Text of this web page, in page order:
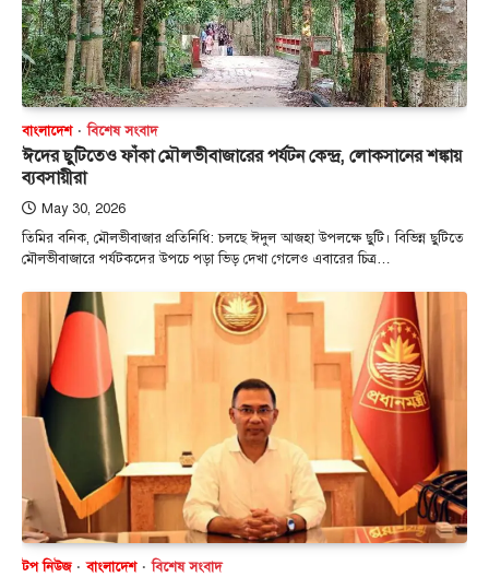
বাংলাদেশ বিশেষ সংবাদ
ঈদের ছুটিতেও ফাঁকা মৌলভীবাজারের পর্যটন কেন্দ্র, লোকসানের শঙ্কায়
ব্যবসায়ীরা
May 30, 2026
তিমির বনিক, মৌলভীবাজার প্রতিনিধি: চলছে ঈদুল আজহা উপলক্ষে ছুটি। বিভিন্ন ছুটিতে
মৌলভীবাজারে পর্যটকদের উপচে পড়া ভিড় দেখা গেলেও এবারের চিত্র…
টপ নিউজ বাংলাদেশ বিশেষ সংবাদ